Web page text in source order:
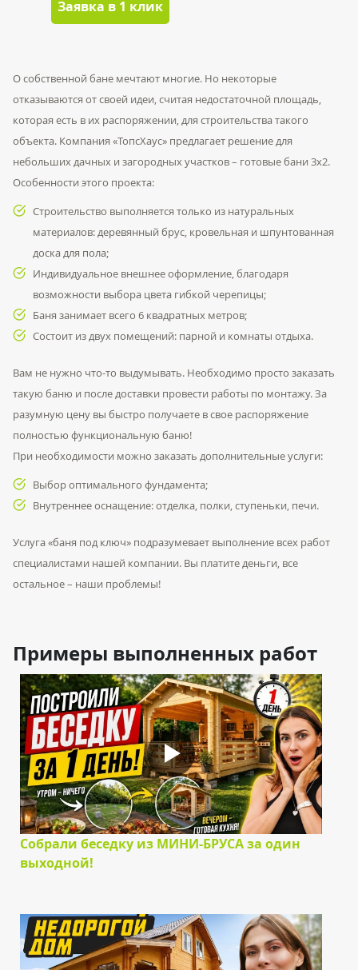
Заявка в 1 клик
О собственной бане мечтают многие. Но некоторые
отказываются от своей идеи, считая недостаточной площадь,
которая есть в их распоряжении, для строительства такого
объекта. Компания «ТопсХаус» предлагает решение для
небольших дачных и загородных участков – готовые бани 3х2.
Особенности этого проекта:
Строительство выполняется только из натуральных
материалов: деревянный брус, кровельная и шпунтованная
доска для пола;
Индивидуальное внешнее оформление, благодаря
возможности выбора цвета гибкой черепицы;
Баня занимает всего 6 квадратных метров;
Состоит из двух помещений: парной и комнаты отдыха.
Вам не нужно что-то выдумывать. Необходимо просто заказать
такую баню и после доставки провести работы по монтажу. За
разумную цену вы быстро получаете в свое распоряжение
полностью функциональную баню!
При необходимости можно заказать дополнительные услуги:
Выбор оптимального фундамента;
Внутреннее оснащение: отделка, полки, ступеньки, печи.
Услуга «баня под ключ» подразумевает выполнение всех работ
специалистами нашей компании. Вы платите деньги, все
остальное – наши проблемы!
Примеры выполненных работ
Собрали беседку из МИНИ-БРУСА за один
выходной!